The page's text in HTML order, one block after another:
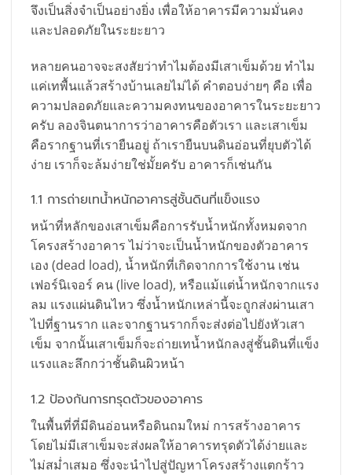
จึงเป็นสิ่งจำเป็นอย่างยิ่ง เพื่อให้อาคารมีความมั่นคง
และปลอดภัยในระยะยาว
หลายคนอาจจะสงสัยว่าทำไมต้องมีเสาเข็มด้วย ทำไม
แค่เทพื้นแล้วสร้างบ้านเลยไม่ได้ คำตอบง่ายๆ คือ เพื่อ
ความปลอดภัยและความคงทนของอาคารในระยะยาว
ครับ ลองจินตนาการว่าอาคารคือตัวเรา และเสาเข็ม
คือรากฐานที่เรายืนอยู่ ถ้าเรายืนบนดินอ่อนที่ยุบตัวได้
ง่าย เราก็จะล้มง่ายใช่มั้ยครับ อาคารก็เช่นกัน
1.1 การถ่ายเทน้ำหนักอาคารสู่ชั้นดินที่แข็งแรง
หน้าที่หลักของเสาเข็มคือการรับน้ำหนักทั้งหมดจาก
โครงสร้างอาคาร ไม่ว่าจะเป็นน้ำหนักของตัวอาคาร
เอง (dead load), น้ำหนักที่เกิดจากการใช้งาน เช่น
เฟอร์นิเจอร์ คน (live load), หรือแม้แต่น้ำหนักจากแรง
ลม แรงแผ่นดินไหว ซึ่งน้ำหนักเหล่านี้จะถูกส่งผ่านเสา
ไปที่ฐานราก และจากฐานรากก็จะส่งต่อไปยังหัวเสา
เข็ม จากนั้นเสาเข็มก็จะถ่ายเทน้ำหนักลงสู่ชั้นดินที่แข็ง
แรงและลึกกว่าชั้นดินผิวหน้า
1.2 ป้องกันการทรุดตัวของอาคาร
ในพื้นที่ที่มีดินอ่อนหรือดินถมใหม่ การสร้างอาคาร
โดยไม่มีเสาเข็มจะส่งผลให้อาคารทรุดตัวได้ง่ายและ
ไม่สม่ำเสมอ ซึ่งจะนำไปสู่ปัญหาโครงสร้างแตกร้าว